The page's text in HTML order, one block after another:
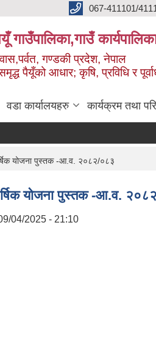
067-411101/
गाउँपालिका,गाउँ
गण्डकी प्रदेश, नेपाल
पैयूँको आधार; कृषि, प्रविधि र
वडा कार्यालयहरु कार्यक्रम तथा
योजना पुस्तक -आ.व. २०८२/०८३
योजना पुस्तक -आ.व.
04/2025 - 21:10